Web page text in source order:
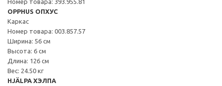
OPPHUS ОПХУС
Каркас
Номер товара: 003.857.57
Ширина: 56 см
Высота: 6 см
Длина: 126 см
Вес: 24.50 кг
HJÄLPA ХЭЛПА